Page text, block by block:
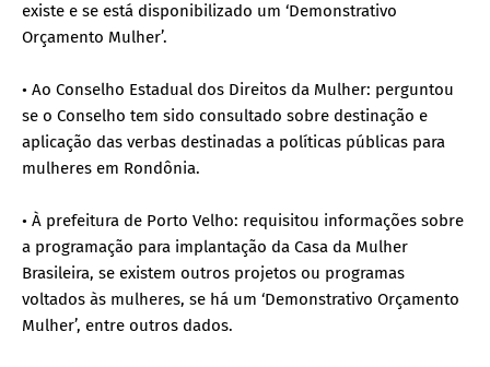
existe e se está disponibilizado um ‘Demonstrativo
Orçamento Mulher’.
• Ao Conselho Estadual dos Direitos da Mulher: perguntou
se o Conselho tem sido consultado sobre destinação e
aplicação das verbas destinadas a políticas públicas para
mulheres em Rondônia.
• À prefeitura de Porto Velho: requisitou informações sobre
a programação para implantação da Casa da Mulher
Brasileira, se existem outros projetos ou programas
voltados às mulheres, se há um ‘Demonstrativo Orçamento
Mulher’, entre outros dados.